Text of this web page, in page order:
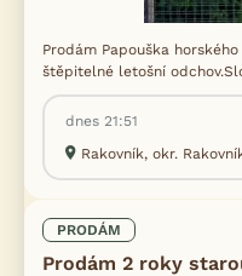
Prodám Papouška
štěpitelné letošní
dnes 21:51
Rakovník, okr.
PRODÁM
Prodám 2 roky